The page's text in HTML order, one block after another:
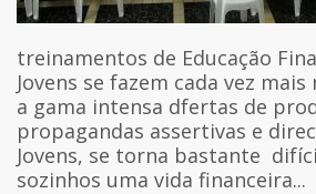
treinamentos de Educação
Jovens se fazem cada vez mais
a gama intensa dfertas de
propagandas assertivas e
Jovens, se torna bastante
sozinhos uma vida financeira...